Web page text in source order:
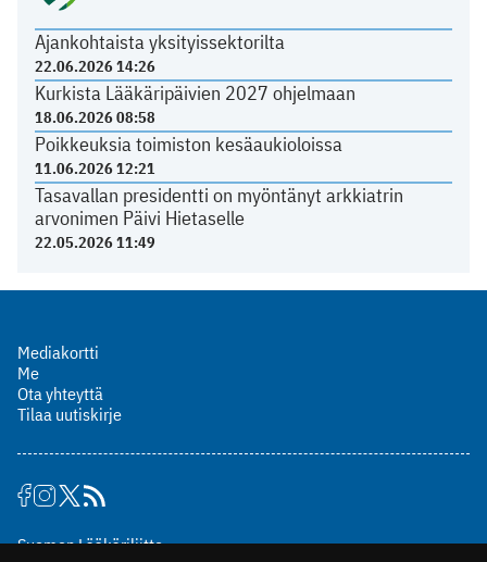
Ajankohtaista yksityissektorilta
22.06.2026 14:26
Kurkista Lääkäripäivien 2027 ohjelmaan
18.06.2026 08:58
Poikkeuksia toimiston kesäaukioloissa
11.06.2026 12:21
Tasavallan presidentti on myöntänyt arkkiatrin
arvonimen Päivi Hietaselle
22.05.2026 11:49
Mediakortti
Me
Ota yhteyttä
Tilaa uutiskirje
Suomen Lääkäriliitto